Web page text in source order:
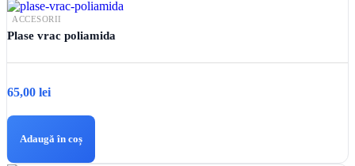
ACCESORII
Plase vrac poliamida
65,00 lei
Adaugă în coș